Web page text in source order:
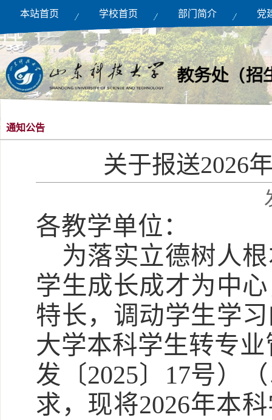
本站首页 学校首页 部门简介 党
通知公告
关于报送2026
各教学单位：
为落实立德树人
学生成长成才为中
特长，调动学生学
大学本科学生转专
发〔2025〕17号）
求，现将2026年本